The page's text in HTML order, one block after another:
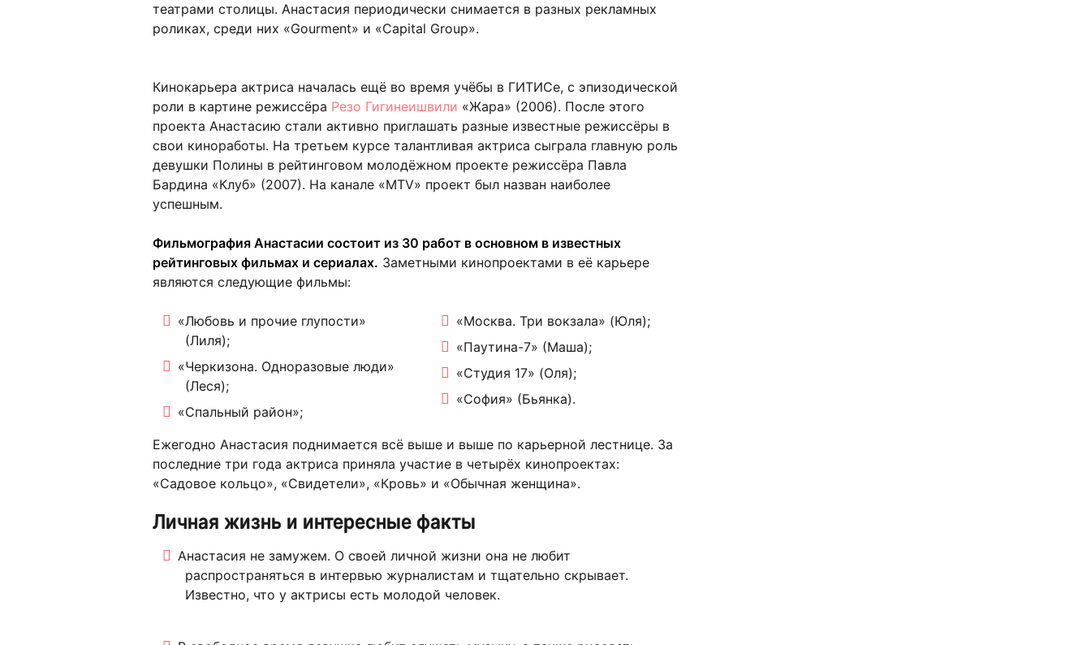
театрами столицы. Анастасия периодически снимается в разных рекламных
роликах, среди них «Gourment» и «Capital Group».
Кинокарьера актриса началась ещё во время учёбы в ГИТИСе, с эпизодической
роли в картине режиссёра Резо Гигинеишвили «Жара» (2006). После этого
проекта Анастасию стали активно приглашать разные известные режиссёры в
свои киноработы. На третьем курсе талантливая актриса сыграла главную роль
девушки Полины в рейтинговом молодёжном проекте режиссёра Павла
Бардина «Клуб» (2007). На канале «МТV» проект был назван наиболее
успешным.
Фильмография Анастасии состоит из 30 работ в основном в известных
рейтинговых фильмах и сериалах. Заметными кинопроектами в её карьере
являются следующие фильмы:
«Любовь и прочие глупости»
(Лиля);
«Черкизона. Одноразовые люди»
(Леся);
«Спальный район»;
«Москва. Три вокзала» (Юля);
«Паутина-7» (Маша);
«Студия 17» (Оля);
«София» (Бьянка).
Ежегодно Анастасия поднимается всё выше и выше по карьерной лестнице. За
последние три года актриса приняла участие в четырёх кинопроектах:
«Садовое кольцо», «Свидетели», «Кровь» и «Обычная женщина».
Личная жизнь и интересные факты
Анастасия не замужем. О своей личной жизни она не любит
распространяться в интервью журналистам и тщательно скрывает.
Известно, что у актрисы есть молодой человек.